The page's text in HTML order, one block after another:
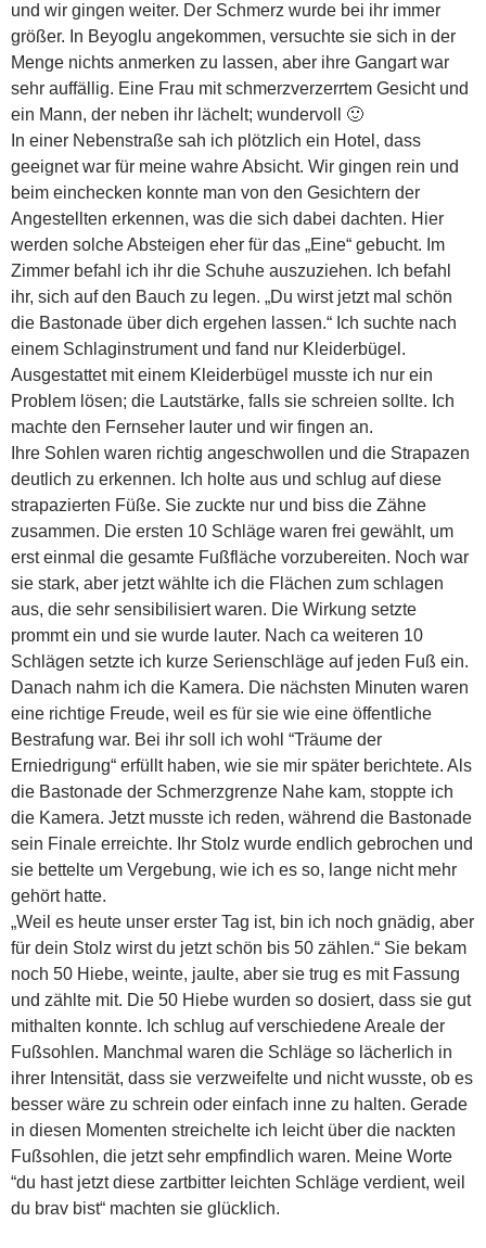
und wir gingen weiter. Der Schmerz wurde bei ihr immer
größer. In Beyoglu angekommen, versuchte sie sich in der
Menge nichts anmerken zu lassen, aber ihre Gangart war
sehr auffällig. Eine Frau mit schmerzverzerrtem Gesicht und
ein Mann, der neben ihr lächelt; wundervoll 🙂
In einer Nebenstraße sah ich plötzlich ein Hotel, dass
geeignet war für meine wahre Absicht. Wir gingen rein und
beim einchecken konnte man von den Gesichtern der
Angestellten erkennen, was die sich dabei dachten. Hier
werden solche Absteigen eher für das „Eine“ gebucht. Im
Zimmer befahl ich ihr die Schuhe auszuziehen. Ich befahl
ihr, sich auf den Bauch zu legen. „Du wirst jetzt mal schön
die Bastonade über dich ergehen lassen.“ Ich suchte nach
einem Schlaginstrument und fand nur Kleiderbügel.
Ausgestattet mit einem Kleiderbügel musste ich nur ein
Problem lösen; die Lautstärke, falls sie schreien sollte. Ich
machte den Fernseher lauter und wir fingen an.
Ihre Sohlen waren richtig angeschwollen und die Strapazen
deutlich zu erkennen. Ich holte aus und schlug auf diese
strapazierten Füße. Sie zuckte nur und biss die Zähne
zusammen. Die ersten 10 Schläge waren frei gewählt, um
erst einmal die gesamte Fußfläche vorzubereiten. Noch war
sie stark, aber jetzt wählte ich die Flächen zum schlagen
aus, die sehr sensibilisiert waren. Die Wirkung setzte
prommt ein und sie wurde lauter. Nach ca weiteren 10
Schlägen setzte ich kurze Serienschläge auf jeden Fuß ein.
Danach nahm ich die Kamera. Die nächsten Minuten waren
eine richtige Freude, weil es für sie wie eine öffentliche
Bestrafung war. Bei ihr soll ich wohl “Träume der
Erniedrigung“ erfüllt haben, wie sie mir später berichtete. Als
die Bastonade der Schmerzgrenze Nahe kam, stoppte ich
die Kamera. Jetzt musste ich reden, während die Bastonade
sein Finale erreichte. Ihr Stolz wurde endlich gebrochen und
sie bettelte um Vergebung, wie ich es so, lange nicht mehr
gehört hatte.
„Weil es heute unser erster Tag ist, bin ich noch gnädig, aber
für dein Stolz wirst du jetzt schön bis 50 zählen.“ Sie bekam
noch 50 Hiebe, weinte, jaulte, aber sie trug es mit Fassung
und zählte mit. Die 50 Hiebe wurden so dosiert, dass sie gut
mithalten konnte. Ich schlug auf verschiedene Areale der
Fußsohlen. Manchmal waren die Schläge so lächerlich in
ihrer Intensität, dass sie verzweifelte und nicht wusste, ob es
besser wäre zu schrein oder einfach inne zu halten. Gerade
in diesen Momenten streichelte ich leicht über die nackten
Fußsohlen, die jetzt sehr empfindlich waren. Meine Worte
“du hast jetzt diese zartbitter leichten Schläge verdient, weil
du brav bist“ machten sie glücklich.